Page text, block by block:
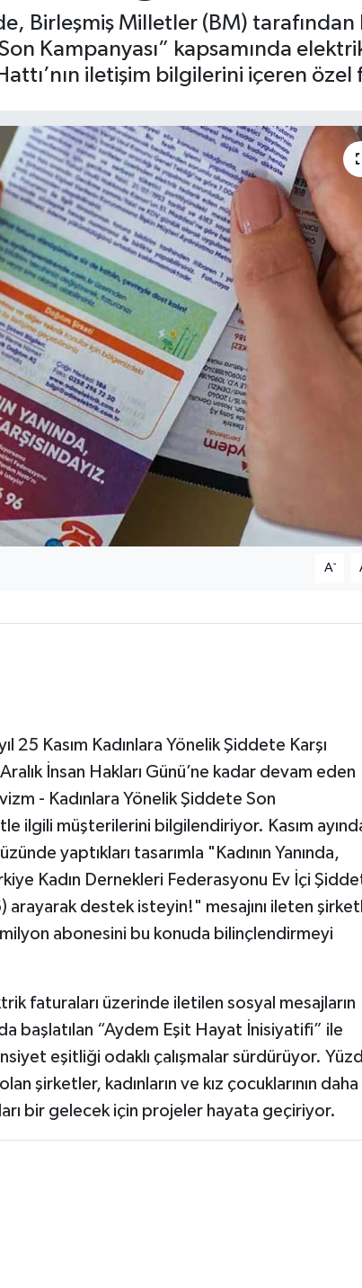
Birleşmiş Milletler (BM)
Kampanyası” kapsamında
iletişim bilgilerini içeren
A-
Kasım Kadınlara Yönelik Şiddete Karşı
İnsan Hakları Günü’ne kadar devam eden
- Kadınlara Yönelik Şiddete Son
ilgili müşterilerini bilgilendiriyor. Kasım
yaptıkları tasarımla "Kadının Yanında,
Kadın Dernekleri Federasyonu Ev İçi
destek isteyin!" mesajını ileten
abonesini bu konuda bilinçlendirmeyi
faturaları üzerinde iletilen sosyal mesajların
başlatılan “Aydem Eşit Hayat İnisiyatifi” ile
eşitliği odaklı çalışmalar sürdürüyor.
şirketler, kadınların ve kız çocuklarının daha
bir gelecek için projeler hayata geçiriyor.